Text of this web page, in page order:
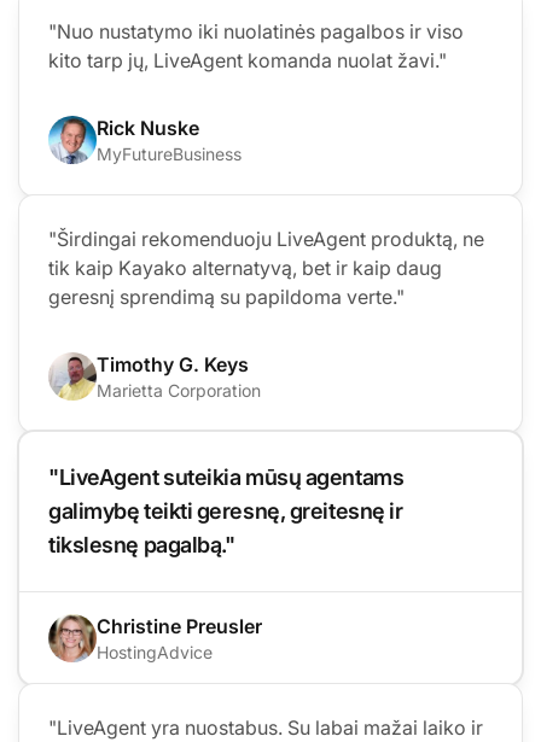
"Nuo nustatymo iki nuolatinės pagalbos ir viso
kito tarp jų, LiveAgent komanda nuolat žavi."
Rick Nuske
MyFutureBusiness
"Širdingai rekomenduoju LiveAgent produktą, ne
tik kaip Kayako alternatyvą, bet ir kaip daug
geresnį sprendimą su papildoma verte."
Timothy G. Keys
Marietta Corporation
"LiveAgent suteikia mūsų agentams
galimybę teikti geresnę, greitesnę ir
tikslesnę pagalbą."
Christine Preusler
HostingAdvice
"LiveAgent yra nuostabus. Su labai mažai laiko ir